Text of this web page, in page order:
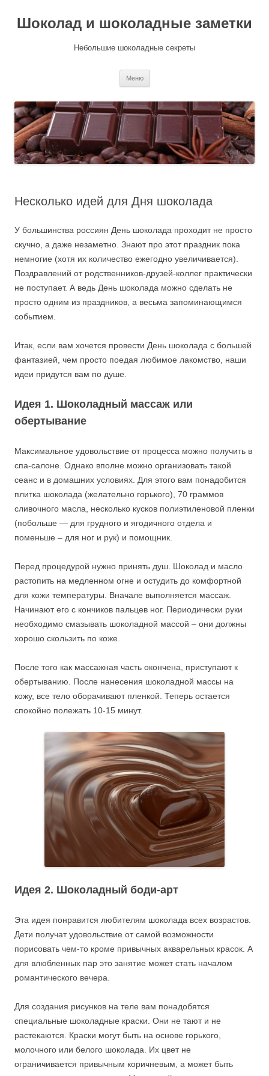
Шоколад и шоколадные заметки
Небольшие шоколадные секреты
Меню
Несколько идей для Дня шоколада
У большинства россиян День шоколада проходит не просто
скучно, а даже незаметно. Знают про этот праздник пока
немногие (хотя их количество ежегодно увеличивается).
Поздравлений от родственников-друзей-коллег практически
не поступает. А ведь День шоколада можно сделать не
просто одним из праздников, а весьма запоминающимся
событием.
Итак, если вам хочется провести День шоколада с большей
фантазией, чем просто поедая любимое лакомство, наши
идеи придутся вам по душе.
Идея 1. Шоколадный массаж или
обертывание
Максимальное удовольствие от процесса можно получить в
спа-салоне. Однако вполне можно организовать такой
сеанс и в домашних условиях. Для этого вам понадобится
плитка шоколада (желательно горького), 70 граммов
сливочного масла, несколько кусков полиэтиленовой пленки
(побольше — для грудного и ягодичного отдела и
поменьше – для ног и рук) и помощник.
Перед процедурой нужно принять душ. Шоколад и масло
растопить на медленном огне и остудить до комфортной
для кожи температуры. Вначале выполняется массаж.
Начинают его с кончиков пальцев ног. Периодически руки
необходимо смазывать шоколадной массой – они должны
хорошо скользить по коже.
После того как массажная часть окончена, приступают к
обертыванию. После нанесения шоколадной массы на
кожу, все тело оборачивают пленкой. Теперь остается
спокойно полежать 10-15 минут.
Идея 2. Шоколадный боди-арт
Эта идея понравится любителям шоколада всех возрастов.
Дети получат удовольствие от самой возможности
порисовать чем-то кроме привычных акварельных красок. А
для влюбленных пар это занятие может стать началом
романтического вечера.
Для создания рисунков на теле вам понадобятся
специальные шоколадные краски. Они не тают и не
растекаются. Краски могут быть на основе горького,
молочного или белого шоколада. Их цвет не
ограничивается привычным коричневым, а может быть